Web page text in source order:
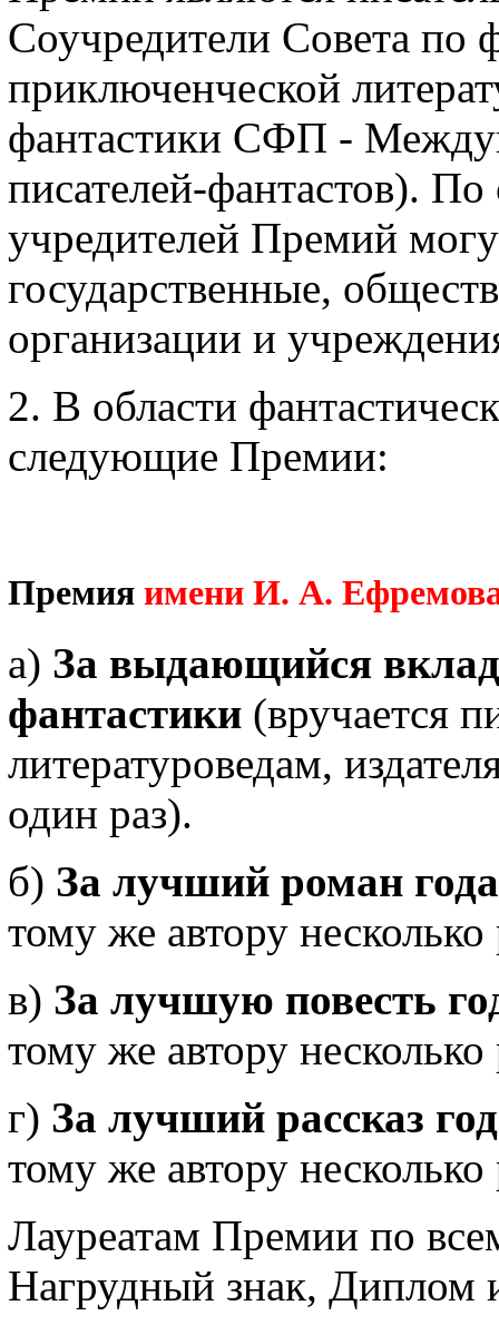
Соучредители Совета по
приключенческой
фантастики СФП -
писателей-фантастов).
учредителей Премий
государственные,
организации и
2. В области
следующие Премии:
Премия имени И. А.
а) За выдающийся вклад
фантастики (вручается
литературоведам,
один раз).
б) За лучший роман года
тому же автору несколько
в) За лучшую повесть
тому же автору несколько
г) За лучший рассказ
тому же автору несколько
Лауреатам Премии по
Нагрудный знак, Диплом